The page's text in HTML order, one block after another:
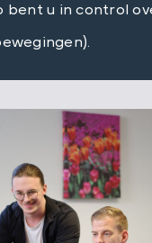
bent u in control